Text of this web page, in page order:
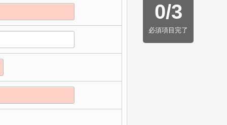
0/3
必須項目完了